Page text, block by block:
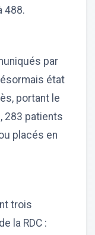
488.
par
état
portant le
283 patients
placés en
trois
la RDC :